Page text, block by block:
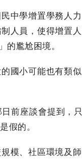
中學增置學務人
人員，使得增置
的尷尬困境。
國小可能也有類
前座談會提到，
假的。
模、社區環境及